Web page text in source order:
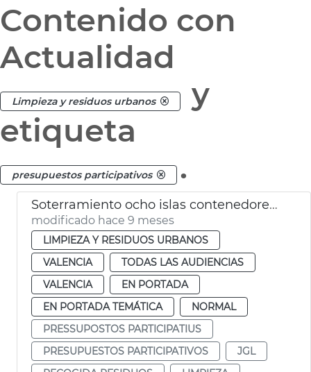
Contenido con
Actualidad
Limpieza y residuos urbanos
y
etiqueta
presupuestos participativos .
Soterramiento ocho islas contenedores València
modificado hace 9 meses
LIMPIEZA Y RESIDUOS URBANOS
VALENCIA
TODAS LAS AUDIENCIAS
VALENCIA
EN PORTADA
EN PORTADA TEMÁTICA
NORMAL
PRESSUPOSTOS PARTICIPATIUS
PRESUPUESTOS PARTICIPATIVOS
JGL